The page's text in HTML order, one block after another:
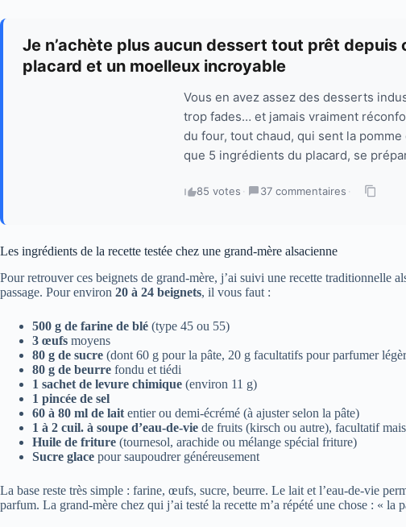
Je n’achète plus aucun dessert tout prêt
placard et un moelleux incroyable
Vous en avez assez des desserts
trop fades… et jamais vraiment
du four, tout chaud, qui sent la
que 5 ingrédients du placard, se
85 votes · 37 commentaires ·
Les ingrédients de la recette testée chez une grand-mère alsacienne
Pour retrouver ces beignets de grand-mère, j’ai suivi une recette traditionnelle
passage. Pour environ 20 à 24 beignets, il vous faut :
500 g de farine de blé (type 45 ou 55)
3 œufs moyens
80 g de sucre (dont 60 g pour la pâte, 20 g facultatifs pour parfumer
80 g de beurre fondu et tiédi
1 sachet de levure chimique (environ 11 g)
1 pincée de sel
60 à 80 ml de lait entier ou demi-écrémé (à ajuster selon la pâte)
1 à 2 cuil. à soupe d’eau-de-vie de fruits (kirsch ou autre), facultatif
Huile de friture (tournesol, arachide ou mélange spécial friture)
Sucre glace pour saupoudrer généreusement
La base reste très simple : farine, œufs, sucre, beurre. Le lait et l’eau-de-vie
parfum. La grand-mère chez qui j’ai testé la recette m’a répété une chose : « la